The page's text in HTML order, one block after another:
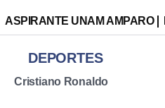
ASPIRANTE UNAM AMPARO
DEPORTES
Cristiano Ronaldo